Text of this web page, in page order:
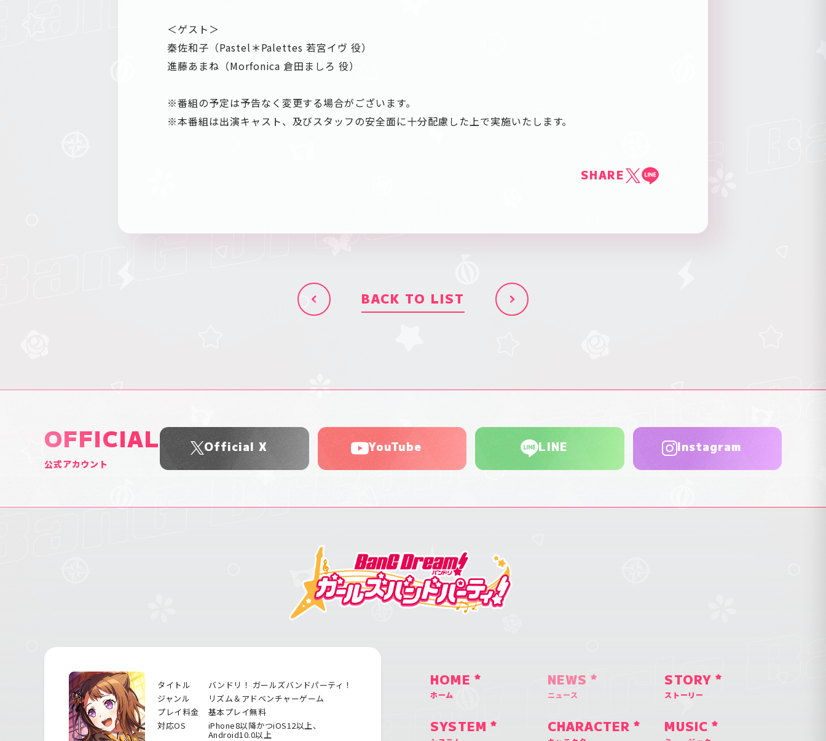
＜ゲスト＞
秦佐和子（Pastel＊Palettes 若宮イヴ 役）
進藤あまね（Morfonica 倉田ましろ 役）
※番組の予定は予告なく変更する場合がございます。
※本番組は出演キャスト、及びスタッフの安全面に十分配慮した上で実施いたします。
SHARE
BACK TO LIST
OFFICIAL
公式アカウント
Official X YouTube LINE Instagram
HOME
ホーム
NEWS
ニュース
STORY
ストーリー
SYSTEM CHARACTER MUSIC
タイトル
バンドリ！ ガールズバンドパーティ！
ジャンル
リズム＆アドベンチャーゲーム
プレイ料金
基本プレイ無料
対応OS
iPhone8以降かつiOS12以上、
Android10.0以上